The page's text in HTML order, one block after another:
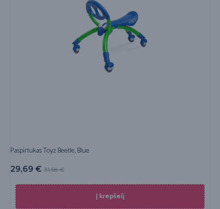
Paspirtukas Toyz Beetle, Blue
31,58€
29,69 €
Į krepšelį